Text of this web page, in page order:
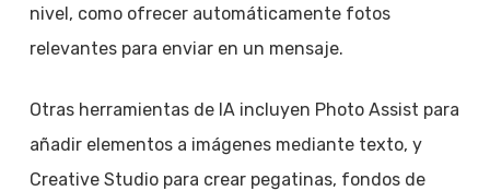
nivel, como ofrecer automáticamente fotos
relevantes para enviar en un mensaje.
Otras herramientas de IA incluyen Photo Assist para
añadir elementos a imágenes mediante texto, y
Creative Studio para crear pegatinas, fondos de